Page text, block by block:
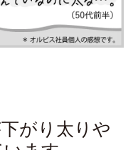
がり太りや